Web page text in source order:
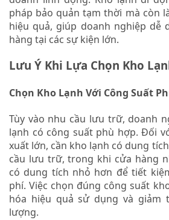
pháp bảo quản tạm thời mà còn
hiệu quả, giúp doanh nghiệp dễ
hàng tại các sự kiện lớn.
Lưu Ý Khi Lựa Chọn Kho
Chọn Kho Lạnh Với Công Suất
Tùy vào nhu cầu lưu trữ, doanh
lạnh có công suất phù hợp. Đối
xuất lớn, cần kho lạnh có dung
cầu lưu trữ, trong khi cửa hàng
có dung tích nhỏ hơn để tiết
phí. Việc chọn đúng công suất
hóa hiệu quả sử dụng và giảm
lượng.